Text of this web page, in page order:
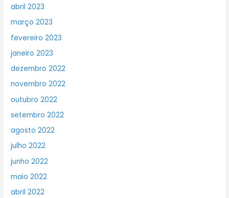
abril 2023
março 2023
fevereiro 2023
janeiro 2023
dezembro 2022
novembro 2022
outubro 2022
setembro 2022
agosto 2022
julho 2022
junho 2022
maio 2022
abril 2022